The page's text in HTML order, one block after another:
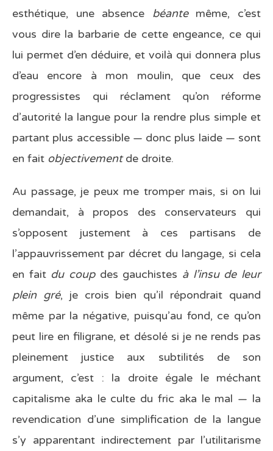
esthétique, une absence béantemême, c’est
vous dire la barbarie de cette engeance, ce qui
lui permet d’en déduire, et voilà qui donnera plus
d’eau encore à mon moulin, que ceux des
progressistes qui réclament qu’on réforme
d’autorité la langue pour la rendre plus simple et
partant plus accessible — donc plus laide — sont
en fait objectivementde droite.
Au passage, je peux me tromper mais, si on lui
demandait, à propos des conservateurs qui
s’opposent justement à ces partisans de
l’appauvrissement par décret du langage, si cela
en faitdu coupdes gauchistes à l’insu de leur
plein gré, je crois bien qu’il répondrait quand
même par la négative, puisqu’au fond, ce qu’on
peut lire en filigrane, et désolé si je ne rends pas
pleinement justice aux subtilités de son
argument, c’est : la droite égale le méchant
capitalisme aka le culte du fric aka le mal — la
revendication d’une simplification de la langue
s’y apparentant indirectement par l’utilitarisme